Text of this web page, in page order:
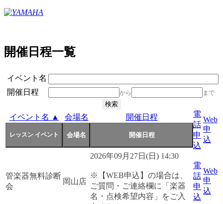
開催日程一覧
イベント名
開催日程
から まで
イベント名 ▲ 会場名 開催日程
電
話
申
込
Web
申
込
管楽器無料診断
会
岡山店
2026年09月27日(日) 14:30
※【WEB申込】の場合は、
ご質問・ご連絡欄に「楽器
名・点検希望内容」をご入
電
話
申
込
Web
申
込